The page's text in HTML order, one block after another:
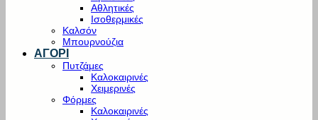
Αθλητικές
Ισοθερμικές
Καλσόν
Μπουρνούζια
ΑΓΟΡΙ
Πυτζάμες
Καλοκαιρινές
Χειμερινές
Φόρμες
Καλοκαιρινές